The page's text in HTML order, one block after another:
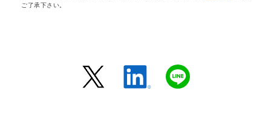
ご了承下さい。